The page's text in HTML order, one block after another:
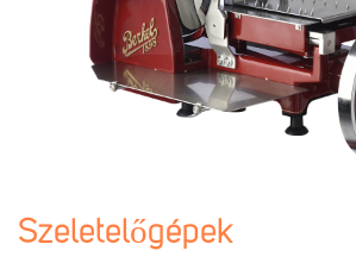
Szeletelőgépek